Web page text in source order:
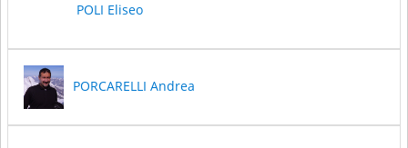
POLI Eliseo
PORCARELLI Andrea